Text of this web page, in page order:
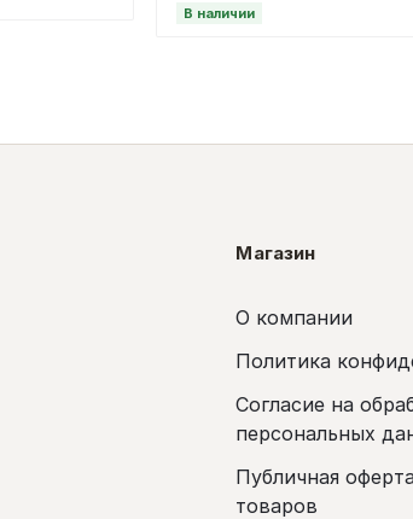
В наличии
Магазин
О компании
Политика
Согласие на
персональных
Публичная
товаров